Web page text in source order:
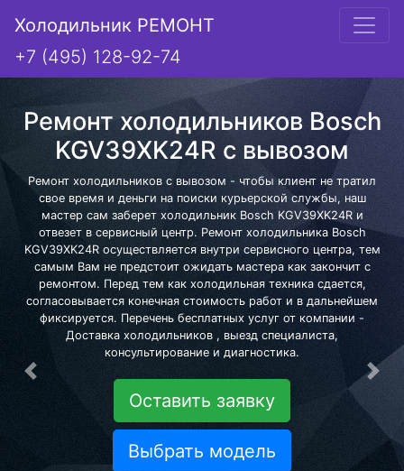
Холодильник РЕМОНТ
+7 (495) 128-92-74
Ремонт холодильников Bosch
KGV39XK24R с вывозом
Ремонт холодильников с вывозом - чтобы клиент не тратил
свое время и деньги на поиски курьерской службы, наш
мастер сам заберет холодильник Bosch KGV39XK24R и
отвезет в сервисный центр. Ремонт холодильника Bosch
KGV39XK24R осуществляется внутри сервисного центра, тем
самым Вам не предстоит ожидать мастера как закончит с
ремонтом. Перед тем как холодильная техника сдается,
согласовывается конечная стоимость работ и в дальнейшем
фиксируется. Перечень бесплатных услуг от компании -
Доставка холодильников , выезд специалиста,
консультирование и диагностика.
Оставить заявку
Выбрать модель
Предыдущая